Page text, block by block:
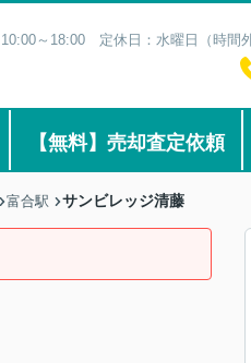
～18:00 定休日：水曜日（時間
【無料】売却査定依頼
富合駅 サンビレッジ清藤